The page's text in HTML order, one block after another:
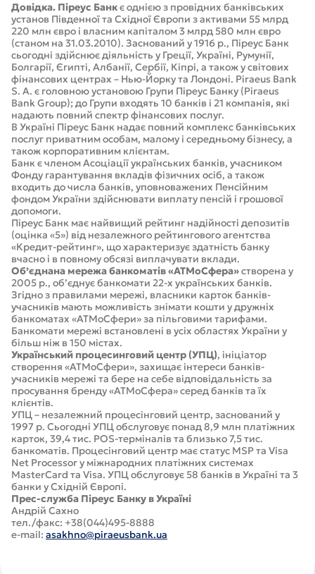
Довідка. Піреус Банкє однією з провідних банківських
установ Південної та Східної Європи з активами 55 млрд
220 млн євро і власним капіталом 3 млрд 580 млн євро
(станом на 31.03.2010). Заснований у 1916 р., Піреус Банк
сьогодні здійснює діяльність у Греції, Україні, Румунії,
Болгарії, Єгипті, Албанії, Сербії, Кіпрі, а також у світових
фінансових центрах – Нью-Йорку та Лондоні. Piraeus Bank
S. A. є головною установою Групи Піреус Банку (Piraeus
Bank Group); до Групи входять 10 банків і 21 компанія, які
надають повний спектр фінансових послуг.
В Україні Піреус Банк надає повний комплекс банківських
послуг приватним особам, малому і середньому бізнесу, а
також корпоративним клієнтам.
Банк є членом Асоціації українських банків, учасником
Фонду гарантування вкладів фізичних осіб, а також
входить до числа банків, уповноважених Пенсійним
фондом України здійснювати виплату пенсій і грошової
допомоги.
Піреус Банк має найвищий рейтинг надійності депозитів
(оцінка «5») від незалежного рейтингового агентства
«Кредит-рейтинг», що характеризує здатність банку
вчасно і в повному обсязі виплачувати вклади.
Об’єднана мережа банкоматів «АТМоСфера»створена у
2005 р., об’єднує банкомати 22-х українських банків.
Згідно з правилами мережі, власники карток банків-
учасників мають можливість знімати кошти у дружніх
банкоматах «АТМоСфери» за пільговими тарифами.
Банкомати мережі встановлені в усіх областях України у
більш ніж в 150 містах.
Український процесинговий центр (УПЦ), ініціатор
створення «АТМоСфери», захищає інтереси банків-
учасників мережі та бере на себе відповідальність за
просування бренду «АТМоСфера» серед банків та їх
клієнтів.
УПЦ – незалежний процесінговий центр, заснований у
1997 р. Сьогодні УПЦ обслуговує понад 8,9 млн платіжних
карток, 39,4 тис. POS-терміналів та близько 7,5 тис.
банкоматів. Процесінговий центр має статус MSP та Visa
Net Processor у міжнародних платіжних системах
MasterCard та Visa. УПЦ обслуговує 58 банків в Україні та 3
банки у Східній Європі.
Прес-служба Піреус Банку в Україні
Андрій Сахно
тел./факс: +38(044)495-8888
e-mail: asakhno@piraeusbank.ua